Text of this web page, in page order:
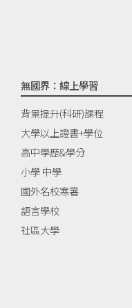
無國界：線上學習
背景提升(科研)課程
大學以上證書+學位
高中學歷&學分
小學 中學
國外名校寒暑
語言學校
社區大學